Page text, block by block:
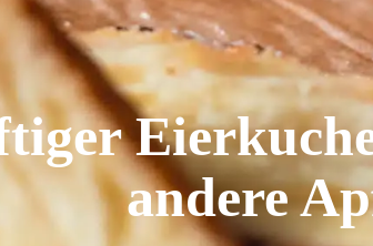
andere